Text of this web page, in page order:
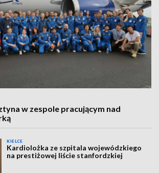
w zespole pracującym nad
KIELCE
Kardiolożka ze szpitala wojewódzkiego
na prestiżowej liście stanfordzkiej